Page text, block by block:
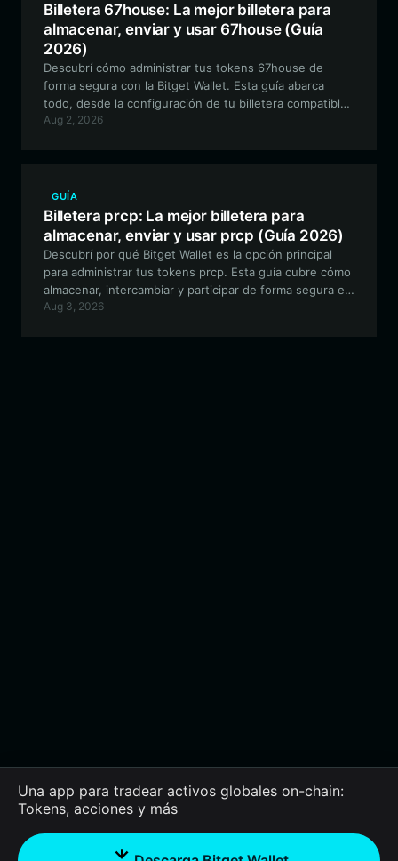
Billetera 67house: La mejor billetera para
almacenar, enviar y usar 67house (Guía
2026)
Descubrí cómo administrar tus tokens 67house de
forma segura con la Bitget Wallet. Esta guía abarca
todo, desde la configuración de tu billetera compatible
con EVM hasta la participación en la gobernanza
Aug 2, 2026
GUÍA
Billetera prcp: La mejor billetera para
almacenar, enviar y usar prcp (Guía 2026)
Descubrí por qué Bitget Wallet es la opción principal
para administrar tus tokens prcp. Esta guía cubre cómo
almacenar, intercambiar y participar de forma segura en
el ecosistema de este token experimental impulsado
Aug 3, 2026
Una app para tradear activos globales on-chain:
Tokens, acciones y más